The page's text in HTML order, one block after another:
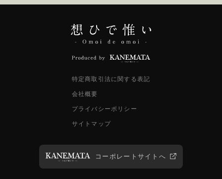
特定商取引法に関する表記
会社概要
プライバシーポリシー
サイトマップ
コーポレートサイトへ